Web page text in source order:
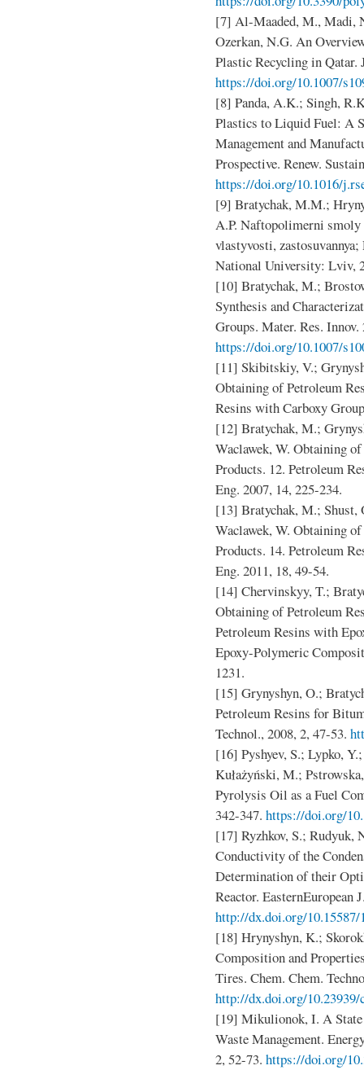
[7] Al-Maaded, M., Madi,
Ozerkan, N.G. An
Plastic Recycling in Qatar.
https://doi.org/10.1007/
[8] Panda, A.K.; Singh,
Plastics to Liquid Fuel: A
Management and
Prospective. Renew.
https://doi.org/10.1016/
[9] Bratychak, M.M.;
A.P. Naftopolimerni smoly
vlastyvosti,
National University: Lviv,
[10] Bratychak, M.;
Synthesis and
Groups. Mater. Res. Innov.
https://doi.org/10.1007/
[11] Skibitskiy, V.;
Obtaining of Petroleum
Resins with Carboxy
[12] Bratychak, M.;
Waclawek, W. Obtaining
Products. 12. Petroleum
Eng. 2007, 14, 225-234.
[13] Bratychak, M.; Shust,
Waclawek, W. Obtaining
Products. 14. Petroleum
Eng. 2011, 18, 49-54.
[14] Chervinskyy, T.;
Obtaining of Petroleum
Petroleum Resins with
Epoxy-Polymeric
1231.
[15] Grynyshyn, O.;
Petroleum Resins for
Technol., 2008, 2, 47-53.
[16] Pyshyev, S.; Lypko,
Kułażyński, M.;
Pyrolysis Oil as a Fuel
342-347. https://doi.org/
[17] Ryzhkov, S.; Rudyuk,
Conductivity of the
Determination of their
Reactor. EasternEuropean
http://dx.doi.org/10.15587/
[18] Hrynyshyn, K.;
Composition and
Tires. Chem. Chem.
http://dx.doi.org/10.23939/
[19] Mikulionok, I. A
Waste Management.
2, 52-73. https://doi.org/